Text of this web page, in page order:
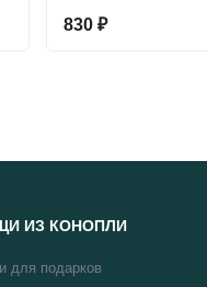
830 ₽
ИЗ КОНОПЛИ
для подарков